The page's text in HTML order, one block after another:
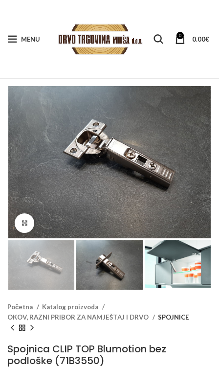
MENU 0 0.00€
Klikni za veći prikaz
Početna
Katalog proizvoda
OKOV, RAZNI PRIBOR ZA NAMJEŠTAJ I DRVO
SPOJNICE
Spojnica CLIP TOP Blumotion bez
podloške (71B3550)